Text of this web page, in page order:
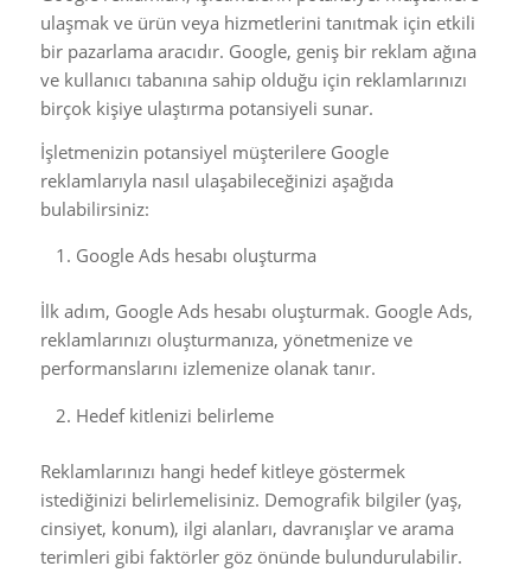
ulaşmak ve ürün veya hizmetlerini tanıtmak için etkili
bir pazarlama aracıdır. Google, geniş bir reklam ağına
ve kullanıcı tabanına sahip olduğu için reklamlarınızı
birçok kişiye ulaştırma potansiyeli sunar.
İşletmenizin potansiyel müşterilere Google
reklamlarıyla nasıl ulaşabileceğinizi aşağıda
bulabilirsiniz:
Google Ads hesabı oluşturma
İlk adım, Google Ads hesabı oluşturmak. Google Ads,
reklamlarınızı oluşturmanıza, yönetmenize ve
performanslarını izlemenize olanak tanır.
Hedef kitlenizi belirleme
Reklamlarınızı hangi hedef kitleye göstermek
istediğinizi belirlemelisiniz. Demografik bilgiler (yaş,
cinsiyet, konum), ilgi alanları, davranışlar ve arama
terimleri gibi faktörler göz önünde bulundurulabilir.